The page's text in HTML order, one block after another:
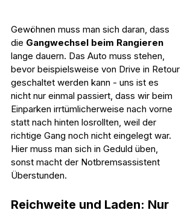
Gewöhnen muss man sich daran, dass
die Gangwechsel beim Rangieren
lange dauern. Das Auto muss stehen,
bevor beispielsweise von Drive in Retour
geschaltet werden kann - uns ist es
nicht nur einmal passiert, dass wir beim
Einparken irrtümlicherweise nach vorne
statt nach hinten losrollten, weil der
richtige Gang noch nicht eingelegt war.
Hier muss man sich in Geduld üben,
sonst macht der Notbremsassistent
Überstunden.
Reichweite und Laden: Nur